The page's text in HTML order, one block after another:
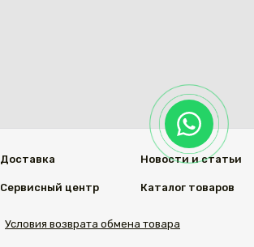
Доставка
Сервисный центр
Новости и статьи
Каталог товаров
Условия возврата обмена товара